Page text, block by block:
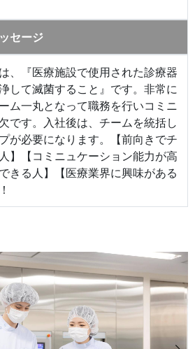
セージ
、『医療施設で使用された診療器
して滅菌すること』です。非常に
ム一丸となって職務を行いコミニ
です。入社後は、チームを統括し
が必要になります。【前向きでチ
】【コミニュケーション能力が高
きる人】【医療業界に興味がある